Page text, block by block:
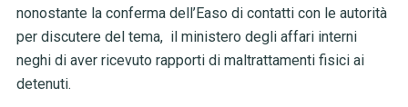
nonostante la conferma dell’Easo di contatti con le autorità
per discutere del tema, il ministero degli affari interni
neghi di aver ricevuto rapporti di maltrattamenti fisici ai
detenuti.